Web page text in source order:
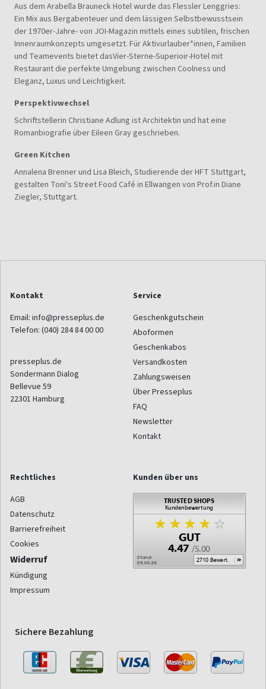
Aus dem Arabella Brauneck Hotel wurde das Flessler Lenggries:
Ein Mix aus Bergabenteuer und dem lässigen Selbstbewusstsein
der 1970er-Jahre- von JOI-Magazin mittels eines subtilen, frischen
Innenraumkonzepts umgesetzt. Für Aktivurlauber*innen, Familien
und Teamevents bietet dasVier-Sterne-Superioir-Hotel mit
Restaurant die perfekte Umgebung zwischen Coolness und
Eleganz, Luxus und Leichtigkeit.
Perspektivwechsel
Schriftstellerin Christiane Adlung ist Architektin und hat eine
Romanbiografie über Eileen Gray geschrieben.
Green Kitchen
Annalena Brenner und Lisa Bleich, Studierende der HFT Stuttgart,
gestalten Toni's Street Food Café in Ellwangen von Prof.in Diane
Ziegler, Stuttgart.
Kontakt
Email: info@presseplus.de
Telefon: (040) 284 84 00 00
presseplus.de
Sondermann Dialog
Bellevue 59
22301 Hamburg
Service
Geschenkgutschein
Aboformen
Geschenkabos
Versandkosten
Zahlungsweisen
Über Presseplus
FAQ
Newsletter
Kontakt
Rechtliches
AGB
Datenschutz
Barrierefreiheit
Cookies
Widerruf
Kündigung
Impressum
Kunden über uns
Sichere Bezahlung